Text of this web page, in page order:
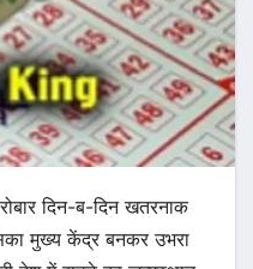
दिन-ब-दिन खतरनाक
मुख्य केंद्र बनकर उभरा